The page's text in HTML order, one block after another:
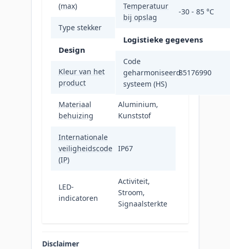
(max)
Type stekker
Design
Kleur van het
product
Grijs
Materiaal
behuizing
Aluminium,
Kunststof
Internationale
veiligheidscode
(IP)
IP67
LED-
indicatoren
Activiteit,
Stroom,
Signaalsterkte
Temperatuur
bij opslag
-30 - 85 °C
Logistieke gegevens
Code
geharmoniseerd
systeem (HS)
85176990
Disclaimer